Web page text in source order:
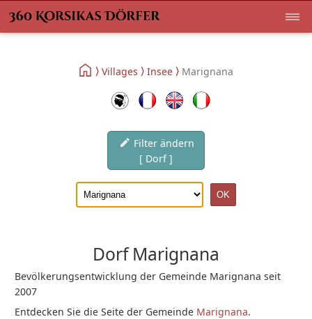
Villages Insee Marignana
Filter ändern
[ Dorf ]
Dorf Marignana
Bevölkerungsentwicklung der Gemeinde Marignana seit
2007
Entdecken Sie die Seite der Gemeinde Marignana.